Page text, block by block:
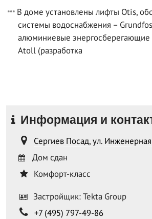
В доме установлены лифты Otis,
системы водоснабжения –
алюминиевые энергосберегающие
Atoll (разработка
Информация и
Сергиев Посад, ул. Инженерная
Дом сдан
Комфорт-класс
Застройщик: Tekta Group
+7 (495) 797-49-86